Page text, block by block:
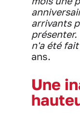
arrivants
présenter.
n'a été
ans.
Une